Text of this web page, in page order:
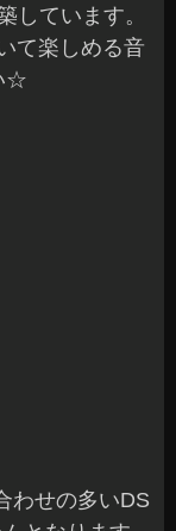
す。
ださい♪
他, お店の事,キャ